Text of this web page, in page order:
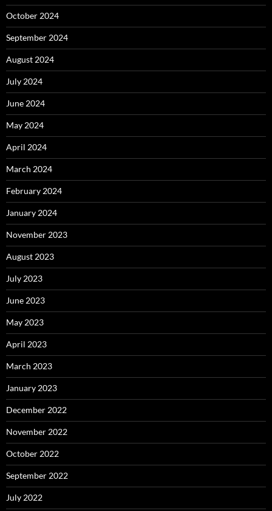
October 2024
September 2024
August 2024
July 2024
June 2024
May 2024
April 2024
March 2024
February 2024
January 2024
November 2023
August 2023
July 2023
June 2023
May 2023
April 2023
March 2023
January 2023
December 2022
November 2022
October 2022
September 2022
July 2022